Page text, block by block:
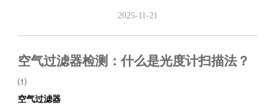
2025-11-21
空气过滤器检测：什么是光度计扫描法？
⑴
空气过滤器